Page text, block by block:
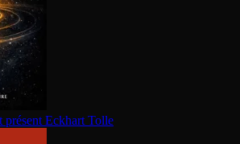
présent Eckhart Tolle